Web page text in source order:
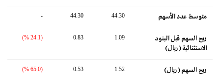
متوسط ​​عدد الأسهم 44.30
44.30
-
ربح السهم قبل البنود
الاستثنائية (ريال)
1.09
0.83
(24.1 %)
ربح السهم (ريال) 1.52
0.53
(65.0 %)